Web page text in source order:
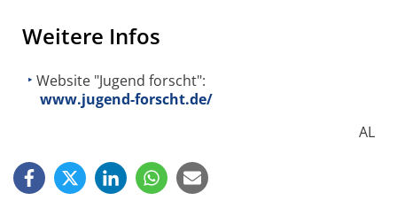
Weitere Infos
Website "Jugend forscht":
www.jugend-forscht.de/
AL